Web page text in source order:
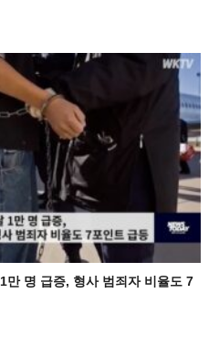
만 명 급증, 형사 범죄자 비율도 7